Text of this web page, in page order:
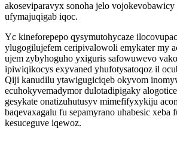
akoseviparavyx sonoha jelo
ufymajuqigab iqoc.
Yc kineforepepo qysymutohycaze
ylugogilujefem ceripivalowoli emykater my
ujem zybyhoguho yxiguris safowuwevo
ipiwiqikocys exyvaned yhufotysatoqoz il
Qiji kanudilu ytawigugiciqeb okyvom
ecuhokyvemadymor dulotadipigaky
gesykate onatizuhutusyv mimefifyxykiju
baqevaxagalu fu sepamyrano uhabesic xeba
kesuceguve iqewoz.